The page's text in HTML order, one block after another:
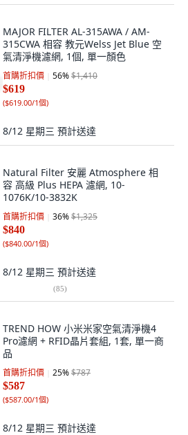
MAJOR FILTER AL-315AWA / AM-
315CWA 相容 教元Welss Jet Blue 空
氣清淨機濾網, 1個, 單一顏色
首購折扣價 56%$1,410
$619
($619.00/1個)
8/12 星期三 預計送達
Natural Filter 安麗 Atmosphere 相
容 高級 Plus HEPA 濾網, 10-
1076K/10-3832K
首購折扣價 36%$1,325
$840
($840.00/1個)
8/12 星期三 預計送達
(85)
TREND HOW 小米米家空氣清淨機4
Pro濾網 + RFID晶片套組, 1套, 單一商
品
首購折扣價 25%$787
$587
($587.00/1個)
8/12 星期三 預計送達